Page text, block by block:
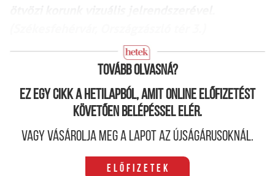
Tovább olvasná?
Ez egy cikk a hetilapból, amit online előfizetést
követően belépéssel elér.
Vagy vásárolja meg a lapot az újságárusoknál.
Előfizetek